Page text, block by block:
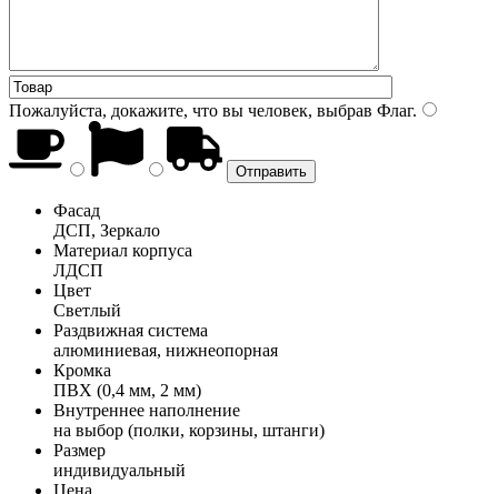
Пожалуйста, докажите, что вы человек, выбрав Флаг.
Фасад
ДСП, Зеркало
Материал корпуса
ЛДСП
Цвет
Светлый
Раздвижная система
алюминиевая, нижнеопорная
Кромка
ПВХ (0,4 мм, 2 мм)
Внутреннее наполнение
на выбор (полки, корзины, штанги)
Размер
индивидуальный
Цена